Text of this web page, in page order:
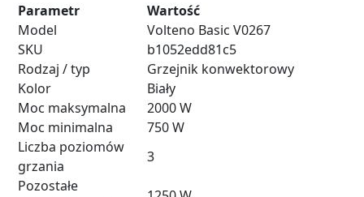
Parametr
Wartość
Model
Volteno Basic V0267
SKU
b1052edd81c5
Rodzaj / typ
Grzejnik konwektorowy
Kolor
Biały
Moc maksymalna
2000 W
Moc minimalna
750 W
Liczba poziomów
grzania
3
Pozostałe